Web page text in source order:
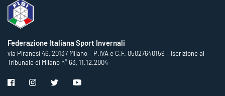
Federazione Italiana Sport Invernali
via Piranesi 46, 20137 Milano – P.IVA e C.F. 05027640159 – Iscrizione al
Tribunale di Milano n° 63, 11.12.2004